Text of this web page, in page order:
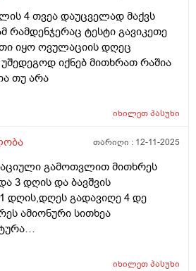
4 თვეა დაუცველად მაქვს
რამდენჯერაც ტესტი გავიკეთე
იყო ოვულაციის დღეც
იქნებ მითხრათ რაშია
თუ არა
იხილეთპასუხი
თარიღი : 12-11-2025
გამოთვლით მითხრეს
3 დღის და ბავშვის
დღის,დღეს გადავიღე 4 დე
ამიონური სითხეა
ამ ბოლოს წელის
იხილეთპასუხი